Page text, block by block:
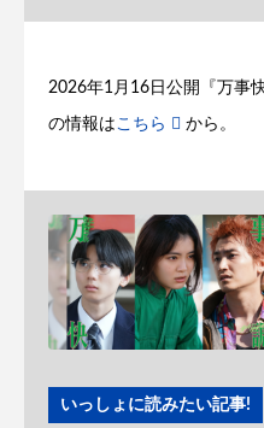
2026年1月16日公開『万事
の情報は こちら から。
いっしょに読みたい記事!